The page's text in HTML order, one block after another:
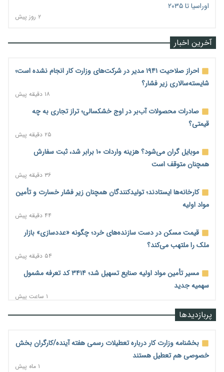
اوراسیا تا ۲۰۳۵
۲ روز پیش
آخرین اخبار
احراز صلاحیت ۱۹۴۱ مدیر در شرکت‌های وزارت کار انجام نشده است؛
شایسته‌سالاری زیر فشار؟
۱۸ دقیقه پیش
صادرات محصولات آب‌بر در اوج خشکسالی؛ تراز تجاری به چه
قیمتی؟
۲۵ دقیقه پیش
موبایل گران می‌شود؟ هزینه واردات ۱۰ برابر شد، ثبت سفارش
همچنان متوقف است
۳۶ دقیقه پیش
کارخانه‌ها ایستادند؛ تولیدکنندگان همچنان زیر فشار خسارت و تأمین
مواد اولیه
۴۴ دقیقه پیش
قیمت مسکن در دست سازنده‌های خرد؛ چگونه «عددسازی» بازار
ملک را ملتهب می‌کند؟
۵۴ دقیقه پیش
مسیر تأمین مواد اولیه صنایع تسهیل شد؛ ۳۴۱۴ کد تعرفه مشمول
سهمیه جدید
۱ ساعت پیش
منابع صندوق ملی مسکن به متقاضیان رسید؛ اولویت با پروژه‌های
۱ ساعت پیش
هشدار درباره آینده صندوق‌های بازنشستگی؛ اعتماد بیمه‌پردازان را
پربازدیدها
بخشنامه وزارت کار درباره تعطیلات رسمی هفته آینده/کارگران بخش
خصوصی هم تعطیل هستند
۱ ماه پیش